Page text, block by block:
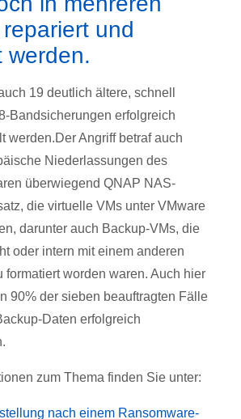
und
werden.
19 deutlich ältere, schnell
Bandsicherungen erfolgreich
werden.Der Angriff betraf auch
Niederlassungen des
überwiegend QNAP NAS-
die virtuelle VMs unter VMware
darunter auch Backup-VMs, die
oder intern mit einem anderen
formatiert worden waren. Auch hier
90% der sieben beauftragten Fälle
Daten erfolgreich
zum Thema finden Sie unter:
nach einem Ransomware-